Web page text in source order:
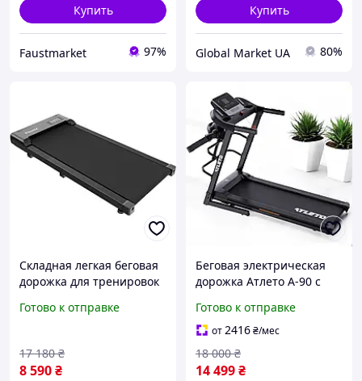
Купить
Faustmarket 97%
Купить
Global Market UA 80%
Складная легкая беговая
дорожка для тренировок
Тренажер компактный
км/ч
Готово к отправке
8 590₴
17 180 ₴
Беговая электрическая
дорожка Атлето A-90 с
с углом наклона
профессиональная
Готово к отправке
от2416₴/мес
14 499₴
18 000 ₴